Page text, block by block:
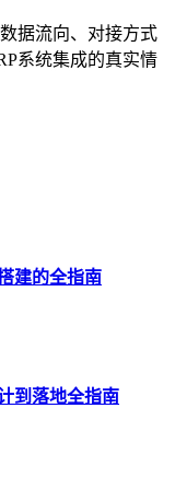
据流向、对接方式
系统集成的真实情
建的全指南
到落地全指南